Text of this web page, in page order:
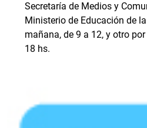
Secretaría de Medios y
Ministerio de Educación de
mañana, de 9 a 12, y otro
18 hs.